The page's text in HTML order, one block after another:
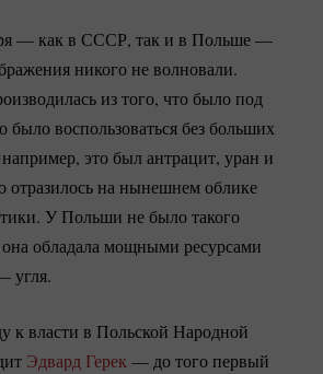
— как в СССР, так и в Польше —
никого не волновали.
из того, что было под
воспользоваться без больших
это был антрацит, уран и
отразилось на нынешнем облике
У Польши не было такого
она обладала мощными ресурсами
угля.
к власти в Польской Народной
Эдвард Герек — до того первый